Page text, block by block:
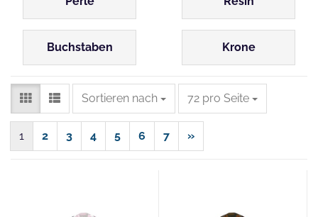
Buchstaben Krone
Sortieren nach
Sortieren nach 72 pro Seite
pro Seite
1 2 3 4 5 6 7 »